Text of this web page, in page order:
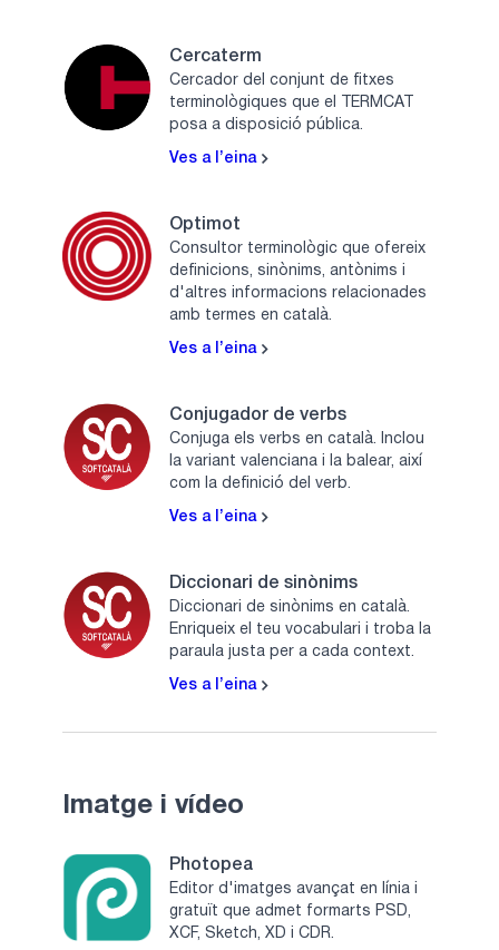
Cercaterm
Cercador del conjunt de fitxes
terminològiques que el TERMCAT
posa a disposició pública.
Ves a l’eina
Optimot
Consultor terminològic que ofereix
definicions, sinònims, antònims i
d'altres informacions relacionades
amb termes en català.
Ves a l’eina
Conjugador de verbs
Conjuga els verbs en català. Inclou
la variant valenciana i la balear, així
com la definició del verb.
Ves a l’eina
Diccionari de sinònims
Diccionari de sinònims en català.
Enriqueix el teu vocabulari i troba la
paraula justa per a cada context.
Ves a l’eina
Imatge i vídeo
Photopea
Editor d'imatges avançat en línia i
gratuït que admet formarts PSD,
XCF, Sketch, XD i CDR.